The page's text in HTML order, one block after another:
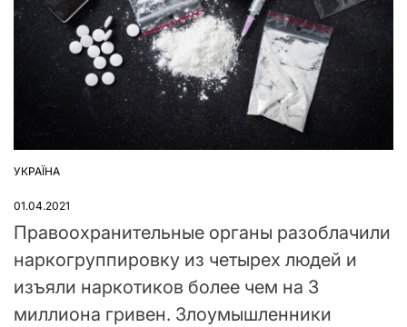
ОПУБЛІКУВАТИ
УКРАЇНА
01.04.2021
Правоохранительные органы разоблачили
наркогруппировку из четырех людей и
изъяли наркотиков более чем на 3
миллиона гривен. Злоумышленники